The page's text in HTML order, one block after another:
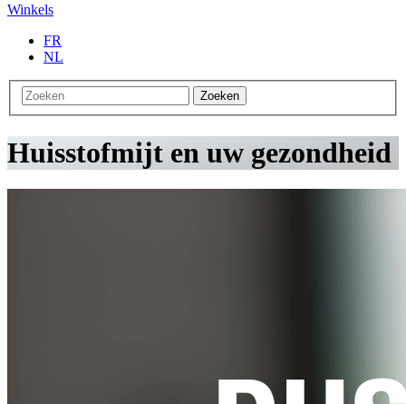
Winkels
FR
NL
Zoeken
Huisstofmijt en uw gezondheid